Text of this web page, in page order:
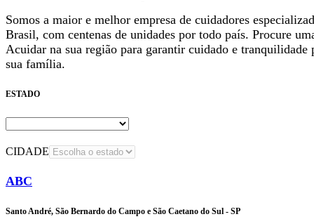
Somos a maior e melhor empresa de cuidadores
Brasil, com centenas de unidades por todo país. Procure
Acuidar na sua região para garantir cuidado e tranquilidade
sua família.
ESTADO
CIDADE
ABC
Santo André, São Bernardo do Campo e São Caetano do Sul - SP